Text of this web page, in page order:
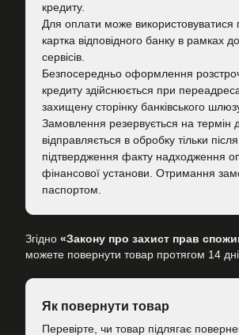
кредиту.
Для оплати може використовуватися
картка відповідного банку в рамках
сервісів.
Безпосередньо оформлення
кредиту здійснюється при
захищену сторінку банківського
Замовлення резервується на термін
відправляється в обробку тільки після
підтвердження факту надходження
фінансової установи. Отримання
паспортом.
Згідно «Закону про захист прав
можете повернути товар протягом 14
Як повернути товар
Перевірте, чи товар підлягає